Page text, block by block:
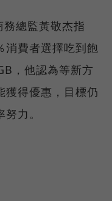
總監黃敬杰指
費者選擇吃到飽
，他認為等新方
獲得優惠，目標仍
力。